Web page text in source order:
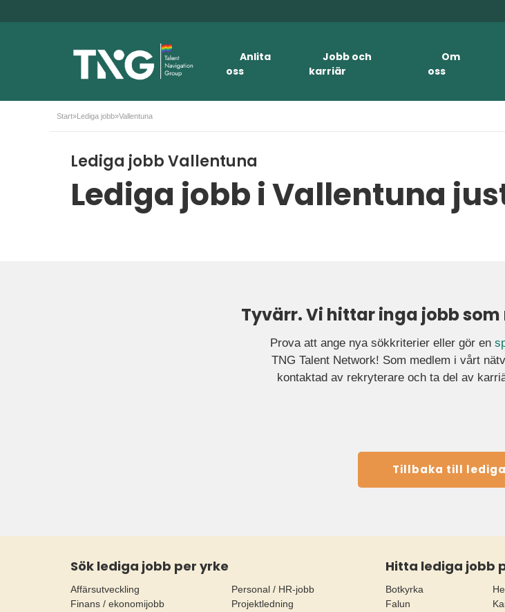
Anlita
oss
Jobb och
karriär
Om
oss
Start»Lediga jobb»Vallentuna
Lediga jobb Vallentuna
Lediga jobb i Vallentuna
Tyvärr. Vi hittar inga jobb
Prova att ange nya sökkriterier eller gör en
TNG Talent Network! Som medlem i vårt
kontaktad av rekryterare och ta del av
Tillbaka till
Sök lediga jobb per yrke
Affärsutveckling
Finans / ekonomijobb
Personal / HR-jobb
Projektledning
Hitta lediga jobb
Botkyrka
Falun